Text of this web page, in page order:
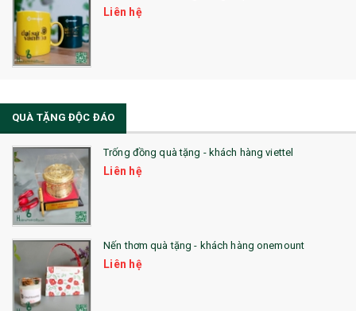
Liên hệ
QUÀ TẶNG ĐỘC ĐÁO
Trống đồng quà tặng - khách hàng viettel
Liên hệ
Nến thơm quà tặng - khách hàng onemount
Liên hệ